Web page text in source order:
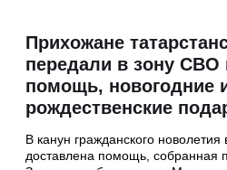
Прихожане
передали в зону СВО
помощь, новогодние
рождественские
В канун гражданского
доставлена помощь, собранная